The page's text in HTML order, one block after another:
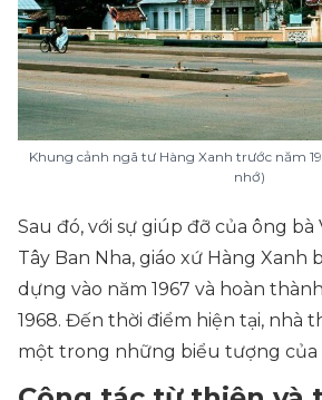
Khung cảnh ngã tư Hàng Xanh trước năm
nhớ)
Sau đó, với sự giúp đỡ của ông bà
Tây Ban Nha, giáo xứ Hàng Xanh
dựng vào năm 1967 và hoàn
1968. Đến thời điểm hiện tại, nhà
một trong những biểu tượng của